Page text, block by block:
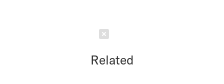
Related